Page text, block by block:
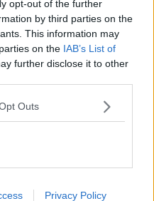
opt-out of the further
by third parties on the
This information may
on the IAB’s List of
further disclose it to other
Outs
Privacy Policy
il full electric sui traghetti
ironing
esperti che decidono le
dei traghetti​
per l’Aria
e contro la terra
la testardaggine
per la Pace
politica